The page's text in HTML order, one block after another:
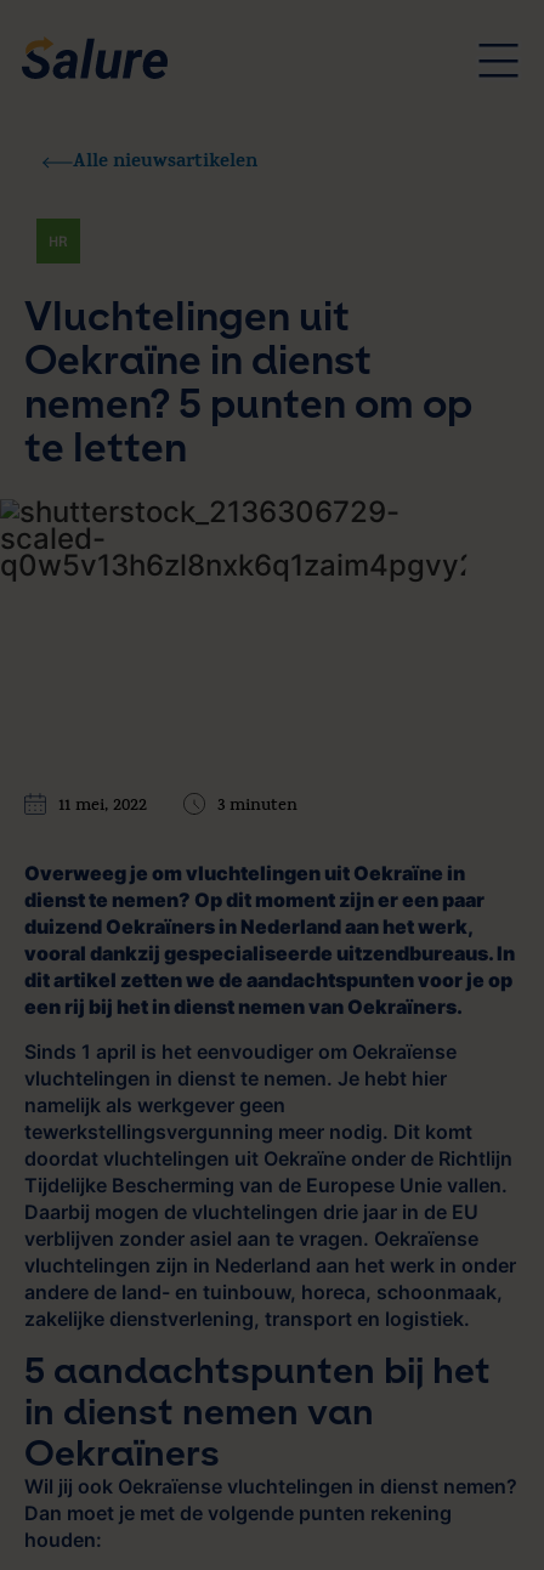
Alle nieuwsartikelen
HR
Vluchtelingen uit
Oekraïne in dienst
nemen? 5 punten om op
te letten
11 mei, 2022 3 minuten
Overweeg je om vluchtelingen uit Oekraïne in
dienst te nemen? Op dit moment zijn er een paar
duizend Oekraïners in Nederland aan het werk,
vooral dankzij gespecialiseerde uitzendbureaus. In
dit artikel zetten we de aandachtspunten voor je op
een rij bij het in dienst nemen van Oekraïners.
Sinds 1 april is het eenvoudiger om Oekraïense
vluchtelingen in dienst te nemen. Je hebt hier
namelijk als werkgever geen
tewerkstellingsvergunning meer nodig. Dit komt
doordat vluchtelingen uit Oekraïne onder de Richtlijn
Tijdelijke Bescherming van de Europese Unie vallen.
Daarbij mogen de vluchtelingen drie jaar in de EU
verblijven zonder asiel aan te vragen. Oekraïense
vluchtelingen zijn in Nederland aan het werk in onder
andere de land- en tuinbouw, horeca, schoonmaak,
zakelijke dienstverlening, transport en logistiek.
5 aandachtspunten bij het
in dienst nemen van
Oekraïners
Wil jij ook Oekraïense vluchtelingen in dienst nemen?
Dan moet je met de volgende punten rekening
houden: